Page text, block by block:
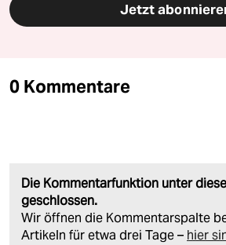
Jetzt
0 Kommentare
Die Kommentarfunktion unter
geschlossen.
Wir öffnen die Kommentarspalte
Artikeln für etwa drei Tage – hier